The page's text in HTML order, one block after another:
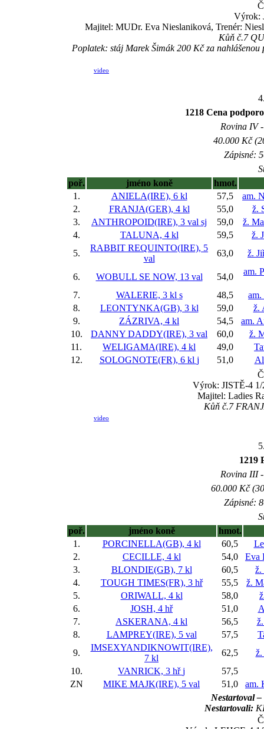
Výrok:
Majitel: MUDr. Eva Nieslaniková, Trenér:
Kůň č.7
Poplatek: stáj Marek Šimák 200 Kč za
video
1218 Cena
Rovina IV
40.000 Kč
Zápisné:
poř.
jméno koně
hmot.
1.
ANIELA(IRE), 6 kl 57,5
am.
2.
FRANJA(GER), 4 kl 55,0
ž.
3.
ANTHROPOID(IRE), 3 val sj 59,0
ž.
4.
TALUNA, 4 kl 59,5
ž.
5.
RABBIT REQUINTO(IRE), 5
val
63,0 ž.
6. WOBULL SE NOW, 13 val 54,0
am.
7. WALERIE, 3 kl s 48,5
am.
8.
LEONTYNKA(GB), 3 kl 59,0
ž.
9.
ZÁZRIVA, 4 kl 54,5
am.
10.
DANNY DADDY(IRE), 3 val 60,0
ž.
11.
WELIGAMA(IRE), 4 kl 49,0
12.
SOLOGNOTE(FR), 6 kl j 51,0
Výrok: JISTĚ-4 1/
Majitel: Ladies
Kůň č.7
video
1219
Rovina III
60.000 Kč
Zápisné:
poř.
jméno koně
hmot.
1.
PORCINELLA(GB), 4 kl 60,5
2.
CECILLE, 4 kl 54,0
Eva
3.
BLONDIE(GB), 7 kl 60,5
ž.
4.
TOUGH TIMES(FR), 3 hř 55,5
ž.
5.
ORIWALL, 4 kl 58,0
6.
JOSH, 4 hř 51,0
7.
ASKERANA, 4 kl 56,5
8.
LAMPREY(IRE), 5 val 57,5
9.
IMSEXYANDIKNOWIT(IRE),
7 kl
62,5
10.
VANRICK, 3 hřj
57,5
ZN
MIKE MAJK(IRE), 5 val 51,0
am.
Nestartoval
Nestartovali: